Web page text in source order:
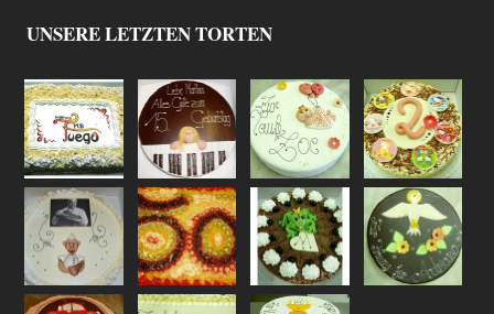
UNSERE LETZTEN TORTEN